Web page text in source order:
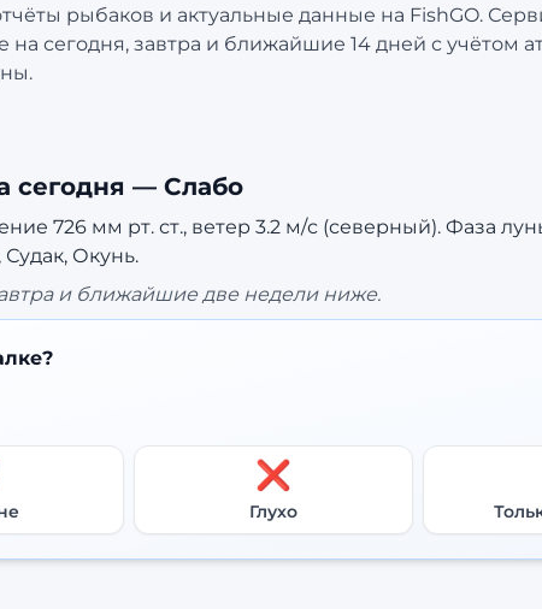
рыбаков и актуальные данные на FishGO.
на сегодня, завтра и ближайшие 14 дней с учётом
сегодня — Слабо
726 мм рт. ст., ветер 3.2 м/с (северный). Фаза
Окунь.
и ближайшие две недели ниже.
❌
Глухо